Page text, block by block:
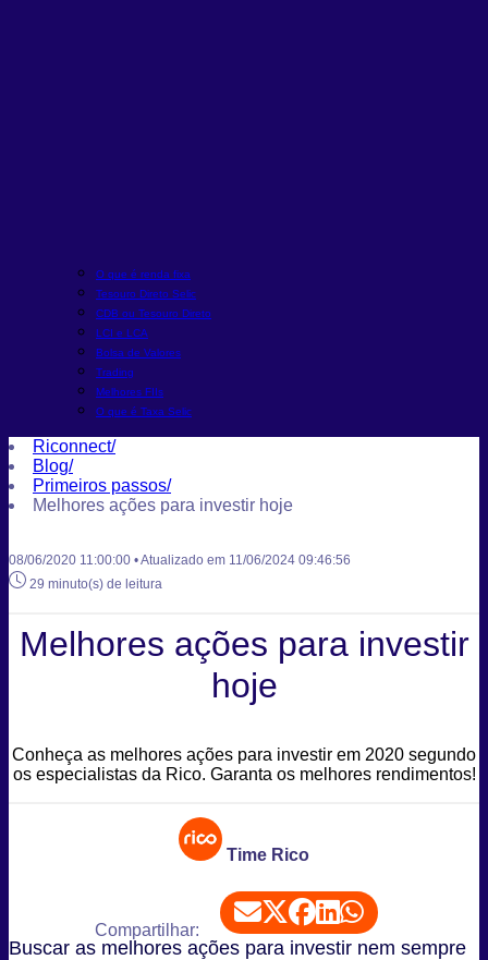
O que é renda fixa
Tesouro Direto Selic
CDB ou Tesouro Direto
LCI e LCA
Bolsa de Valores
Trading
Melhores FIIs
O que é Taxa Selic
Riconnect/
Blog/
Primeiros passos/
Melhores ações para investir hoje
08/06/2020 11:00:00 • Atualizado em 11/06/2024 09:46:56
29 minuto(s) de leitura
Melhores ações para investir
hoje
Conheça as melhores ações para investir em 2020 segundo
os especialistas da Rico. Garanta os melhores rendimentos!
Time Rico
Compartilhar:
Buscar as melhores ações para investir nem sempre